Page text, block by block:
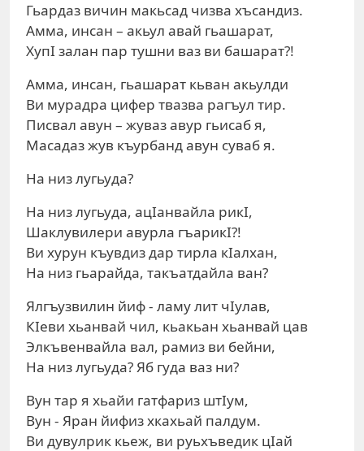
Гьардаз вичин макьсад чизва хъсандиз.
Амма, инсан – акьул авай гьашарат,
ХупI залан пар тушни ваз ви башарат?!
Амма, инсан, гьашарат кьван акьулди
Ви мурадра цифер твазва рагъул тир.
Писвал авун – жуваз авур гьисаб я,
Масадаз жув къурбанд авун суваб я.
На низ лугьуда?
На низ лугьуда, ацIанвайла рикI,
Шаклувилери авурла гъарикI?!
Ви хурун къувдиз дар тирла кIалхан,
На низ гьарайда, такъатдайла ван?
Ялгъузвилин йиф - ламу лит чIулав,
КIеви хьанвай чил, кьакьан хьанвай цав
Элкъвенвайла вал, рамиз ви бейни,
На низ лугьуда? Яб гуда ваз ни?
Вун тар я хьайи гатфариз штIум,
Вун - Яран йифиз хкахьай палдум.
Ви дувулрик кьеж, ви руьхъведик цIай